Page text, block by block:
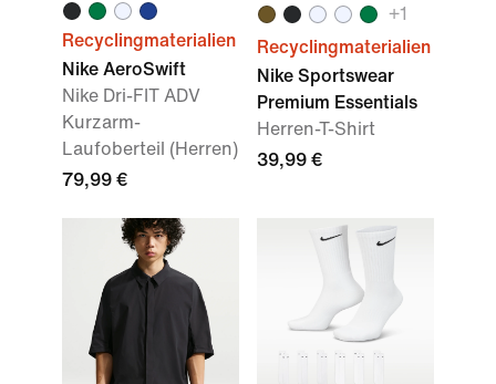
Recyclingmaterialien
Nike AeroSwift
Nike Dri-FIT ADV
Kurzarm-
Laufoberteil (Herren)
79,99 €
+1
Recyclingmaterialien
Nike Sportswear
Premium Essentials
Herren-T-Shirt
39,99 €